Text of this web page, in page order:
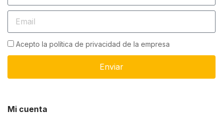
Acepto la política de privacidad de la empresa
Enviar
Mi cuenta